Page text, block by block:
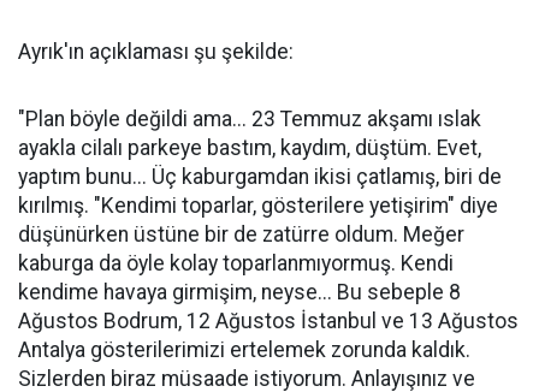
Ayrık'ın açıklaması şu şekilde:
"Plan böyle değildi ama... 23 Temmuz akşamı ıslak
ayakla cilalı parkeye bastım, kaydım, düştüm. Evet,
yaptım bunu... Üç kaburgamdan ikisi çatlamış, biri de
kırılmış. "Kendimi toparlar, gösterilere yetişirim" diye
düşünürken üstüne bir de zatürre oldum. Meğer
kaburga da öyle kolay toparlanmıyormuş. Kendi
kendime havaya girmişim, neyse... Bu sebeple 8
Ağustos Bodrum, 12 Ağustos İstanbul ve 13 Ağustos
Antalya gösterilerimizi ertelemek zorunda kaldık.
Sizlerden biraz müsaade istiyorum. Anlayışınız ve